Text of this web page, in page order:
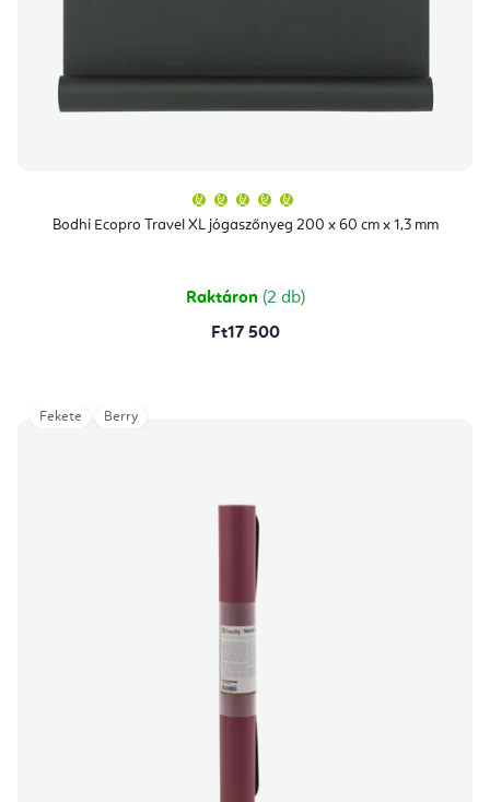
Bodhi Ecopro Travel XL jógaszőnyeg 200 x 60 cm x 1,3 mm
átlagos
értékelése
csillag.
Raktáron (2 db)
Ft17 500
Fekete Berry